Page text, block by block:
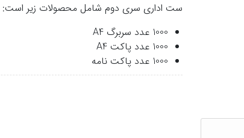
ست اداری سری دوم شامل محصولات زیر است:
1000 عدد سربرگ A4
1000 عدد پاکت A4
1000 عدد پاکت نامه